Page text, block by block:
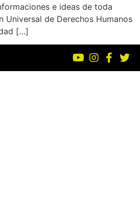
e ideas de toda
Universal de Derechos Humanos
[…]